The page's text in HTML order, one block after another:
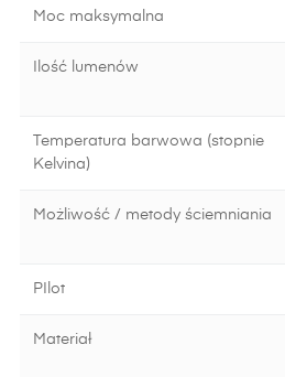
Moc maksymalna
Ilość lumenów
Temperatura barwowa (stopnie
Kelvina)
Możliwość / metody ściemniania
PIlot
Materiał